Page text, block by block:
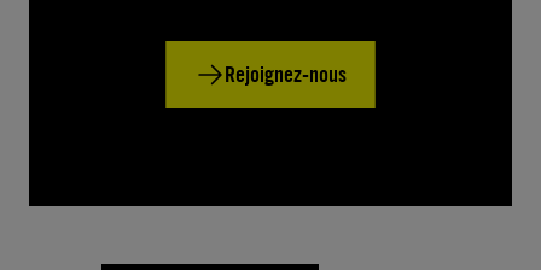
Rejoignez-nous